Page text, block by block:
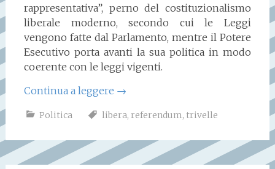
rappresentativa”, perno del costituzionalismo
liberale moderno, secondo cui le Leggi
vengono fatte dal Parlamento, mentre il Potere
Esecutivo porta avanti la sua politica in modo
coerente con le leggi vigenti.
Continua a leggere →
Politica libera, referendum, trivelle